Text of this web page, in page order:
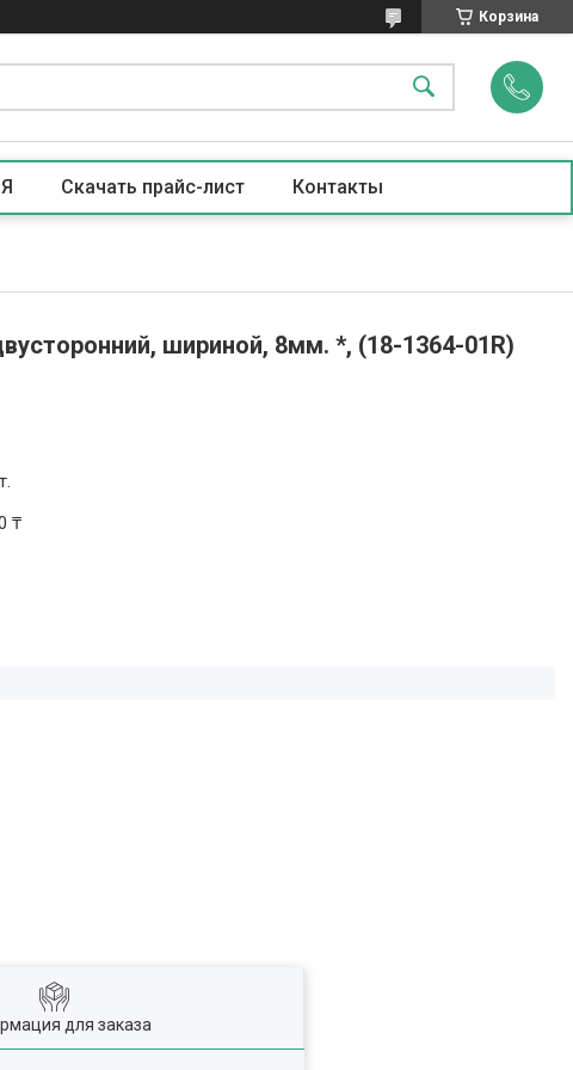
Корзина
Скачать прайс-лист Контакты
шириной, 8мм. *, (18-1364-01R)
₸
для заказа